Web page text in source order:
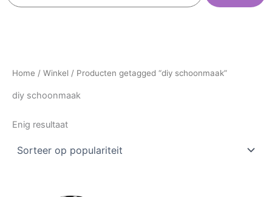
Home / Winkel / Producten getagged “diy schoonmaak”
diy schoonmaak
Enig resultaat